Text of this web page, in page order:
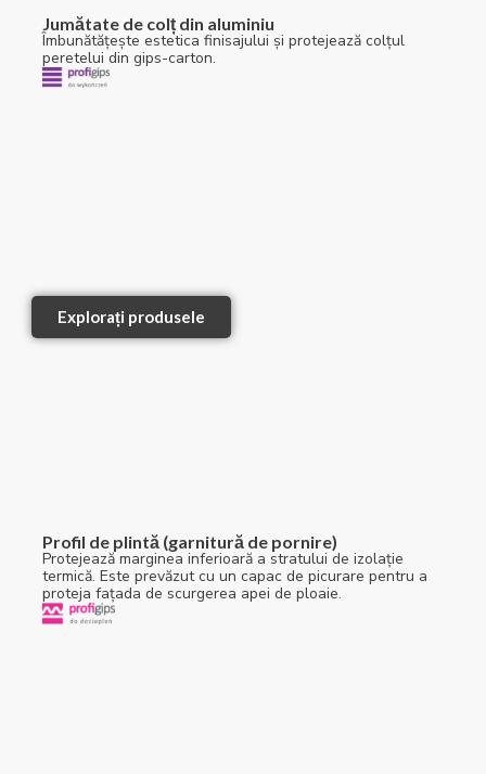
Jumătate de colț din aluminiu
Îmbunătățește estetica finisajului și protejează colțul
peretelui din gips-carton.
Explorați produsele
Profil de plintă (garnitură de pornire)
Protejează marginea inferioară a stratului de izolație
termică. Este prevăzut cu un capac de picurare pentru a
proteja fațada de scurgerea apei de ploaie.